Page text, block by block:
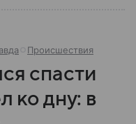
Происшествия
спасти
ко дну: в